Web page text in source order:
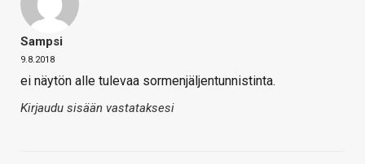
Sampsi
9.8.2018
ei näytön alle tulevaa sormenjäljentunnistinta.
Kirjaudu sisään vastataksesi